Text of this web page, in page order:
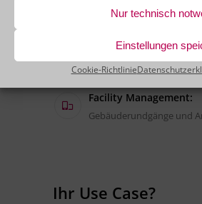
Nur technisch
Einstellungen
Cookie-Richtlinie
Patientenversorgung
Qualitätskontrollen und
Sicherheitschecks
Facility Management:
Gebäuderundgänge und
Ihr Use Case?